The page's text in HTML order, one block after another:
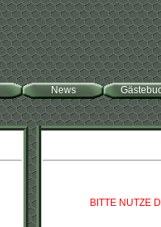
News
BITTE NUTZE